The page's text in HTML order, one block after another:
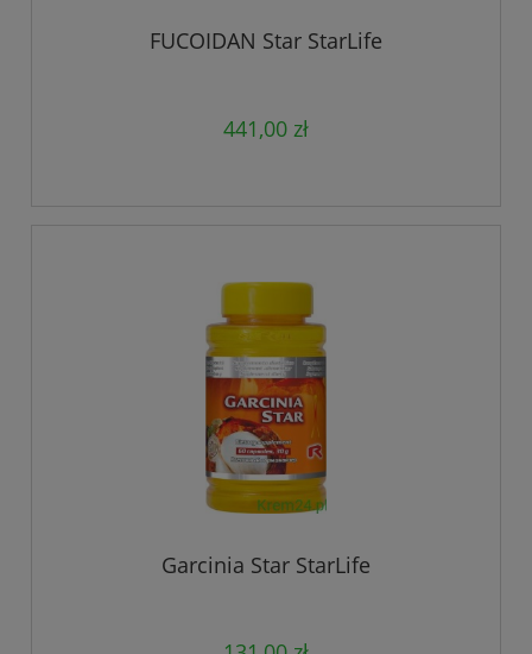
FUCOIDAN Star StarLife
441,00 zł
Garcinia Star StarLife